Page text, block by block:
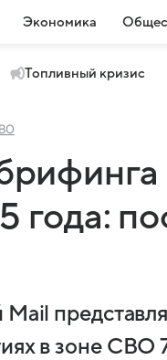
Экономика
Топливный кризис
года:
в зоне СВО